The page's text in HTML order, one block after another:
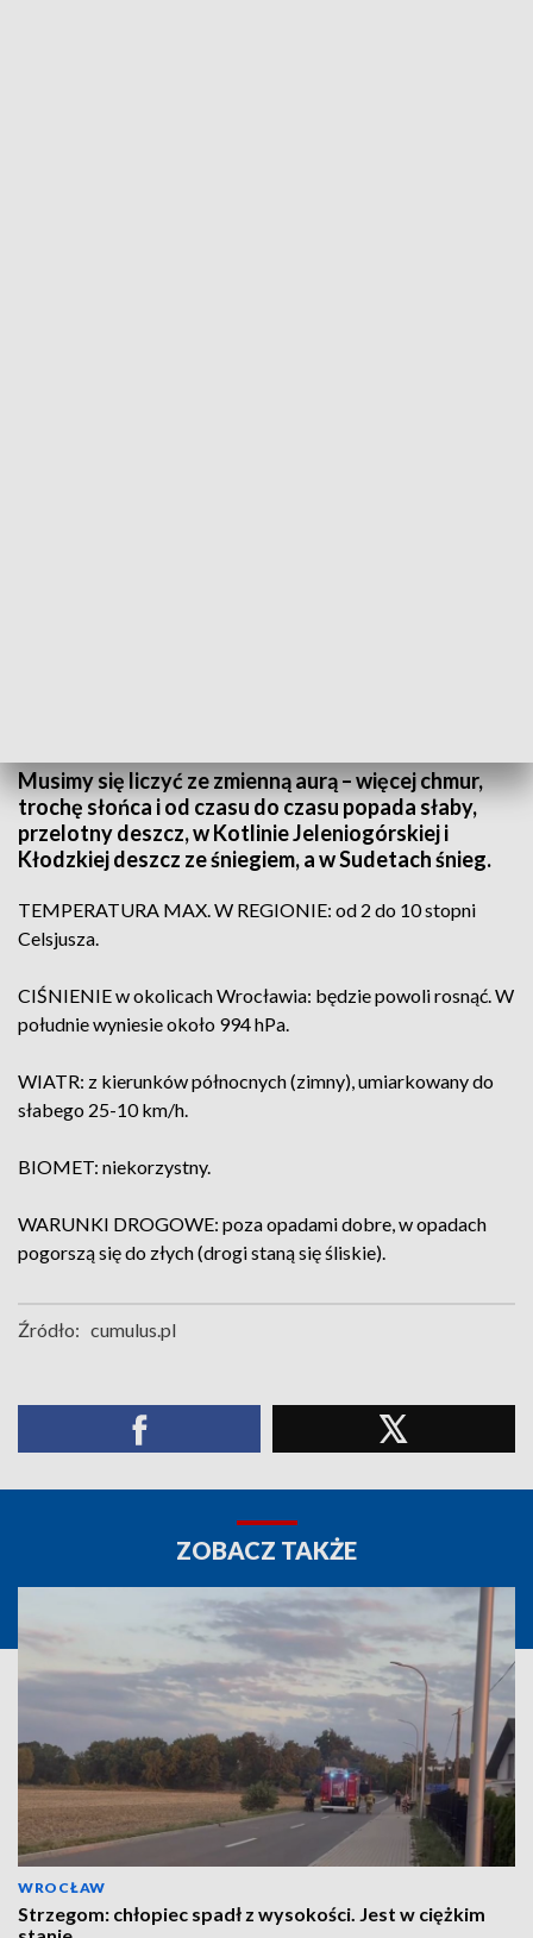
Musimy się liczyć ze zmienną aurą – więcej chmur,
trochę słońca i od czasu do czasu popada słaby,
przelotny deszcz, w Kotlinie Jeleniogórskiej i
Kłodzkiej deszcz ze śniegiem, a w Sudetach śnieg.
TEMPERATURA MAX. W REGIONIE: od 2 do 10 stopni
Celsjusza.
CIŚNIENIE w okolicach Wrocławia: będzie powoli rosnąć. W
południe wyniesie około 994 hPa.
WIATR: z kierunków północnych (zimny), umiarkowany do
słabego 25-10 km/h.
BIOMET: niekorzystny.
WARUNKI DROGOWE: poza opadami dobre, w opadach
pogorszą się do złych (drogi staną się śliskie).
Źródło: cumulus.pl
ZOBACZ TAKŻE
WROCŁAW
Strzegom: chłopiec spadł z wysokości. Jest w ciężkim